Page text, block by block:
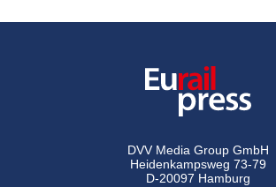
DVV Media Group GmbH
Heidenkampsweg 73-79
D-20097 Hamburg